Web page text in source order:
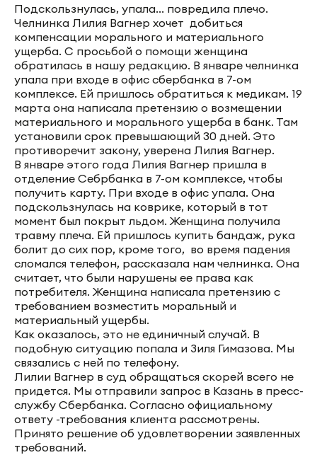
Подскользнулась, упала... повредила плечо.
Челнинка Лилия Вагнер хочет добиться
компенсации морального и материального
ущерба. С просьбой о помощи женщина
обратилась в нашу редакцию. В январе челнинка
упала при входе в офис сбербанка в 7-ом
комплексе. Ей пришлось обратиться к медикам. 19
марта она написала претензию о возмещении
материального и морального ущерба в банк. Там
установили срок превышающий 30 дней. Это
противоречит закону, уверена Лилия Вагнер.
В январе этого года Лилия Вагнер пришла в
отделение Себрбанка в 7-ом комплексе, чтобы
получить карту. При входе в офис упала. Она
подскользнулась на коврике, который в тот
момент был покрыт льдом. Женщина получила
травму плеча. Ей пришлось купить бандаж, рука
болит до сих пор, кроме того, во время падения
сломался телефон, рассказала нам челнинка. Она
считает, что были нарушены ее права как
потребителя. Женщина написала претензию с
требованием возместить моральный и
материальный ущербы.
Как оказалось, это не единичный случай. В
подобную ситуацию попала и Зиля Гимазова. Мы
связались с ней по телефону.
Лилии Вагнер в суд обращаться скорей всего не
придется. Мы отправили запрос в Казань в пресс-
службу Сбербанка. Согласно официальному
ответу -требования клиента рассмотрены.
Принято решение об удовлетворении заявленных
требований.